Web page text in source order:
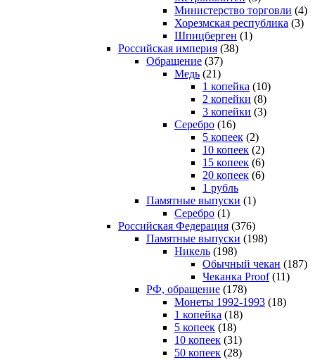
Министерство торговли (4)
Хорезмская республика (3)
Шпицберген (1)
Российская империя (38)
Обращение (37)
Медь (21)
1 копейка (10)
2 копейки (8)
3 копейки (3)
Серебро (16)
5 копеек (2)
10 копеек (2)
15 копеек (6)
20 копеек (6)
1 рубль
Памятные выпуски (1)
Серебро (1)
Российская Федерация (376)
Памятные выпуски (198)
Никель (198)
Обычный чекан (187)
Чеканка Proof(11)
РФ, обращение (178)
Монеты 1992-1993 (18)
1 копейка (18)
5 копеек (18)
10 копеек (31)
50 копеек (28)